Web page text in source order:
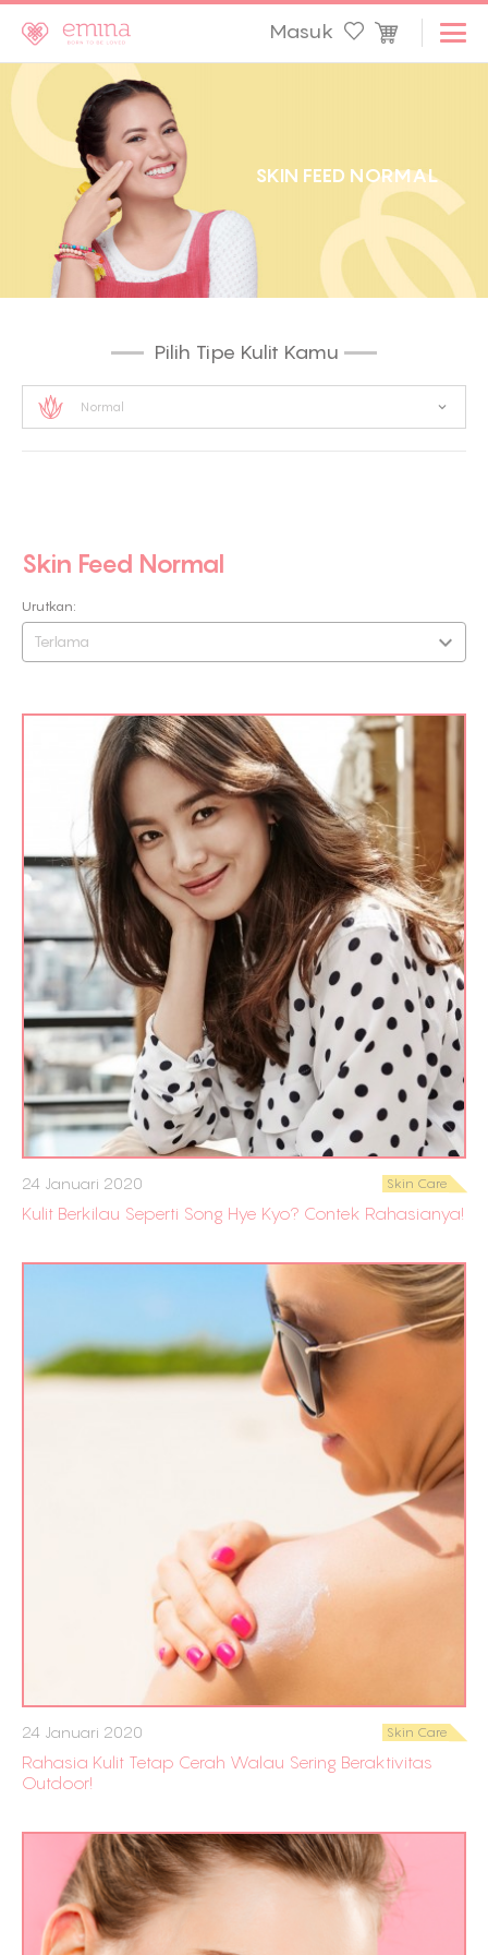
Masuk
SKIN FEED NORMAL
Pilih Tipe Kulit Kamu
Normal
Skin Feed Normal
Urutkan:
Terlama
24 Januari 2020 Skin Care
Kulit Berkilau Seperti Song Hye Kyo? Contek Rahasianya!
24 Januari 2020 Skin Care
Rahasia Kulit Tetap Cerah Walau Sering Beraktivitas
Outdoor!